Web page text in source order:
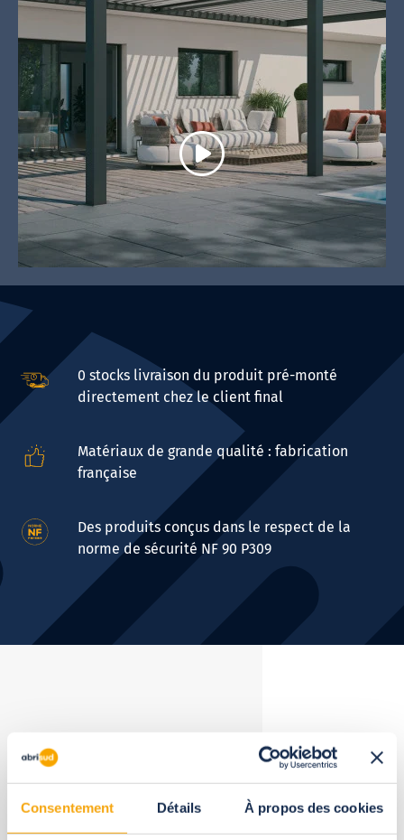
Consentement Détails À propos des cookies
Voir la vidéo
0 stocks livraison du produit pré-monté
directement chez le client final
Matériaux de grande qualité : fabrication
française
Des produits conçus dans le respect de la
norme de sécurité NF 90 P309
Bénéficiez de la
puissance
d'un groupe